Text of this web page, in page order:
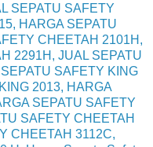
SEPATU SAFETY
HARGA SEPATU
CHEETAH 2101H,
2291H, JUAL SEPATU
SAFETY KING
2013, HARGA
SEPATU SAFETY
SAFETY CHEETAH
CHEETAH 3112C,